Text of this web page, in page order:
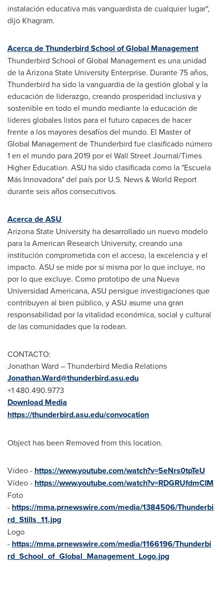
instalación educativa más vanguardista de cualquier lugar",
dijo Khagram.
Acerca de Thunderbird School of Global Management
Thunderbird School of Global Management es una unidad
de laArizona State University Enterprise. Durante 75 años,
Thunderbird ha sido la vanguardia de la gestión global y la
educación de liderazgo, creando prosperidad inclusiva y
sostenible en todo el mundo mediante la educación de
líderes globales listos para el futuro capaces de hacer
frente a los mayores desafíos del mundo. El Master of
Global Management de Thunderbird fue clasificado número
1 en el mundo para 2019 por el Wall Street Journal/Times
Higher Education. ASU ha sido clasificada como la "Escuela
Más Innovadora" del país por U.S. News & World Report
durante seis años consecutivos.
Acerca de ASU
Arizona State University ha desarrollado un nuevo modelo
para la American Research University, creando una
institución comprometida con el acceso, la excelencia y el
impacto. ASU se mide por sí misma por lo que incluye, no
por lo que excluye. Como prototipo de una Nueva
Universidad Americana, ASU persigue investigaciones que
contribuyen al bien público, y ASU asume una gran
responsabilidad por la vitalidad económica, social y cultural
de las comunidades que la rodean.
CONTACTO:
Jonathan Ward – Thunderbird Media Relations
Jonathan.Ward@thunderbird.asu.edu
+1 480.490.9773
Download Media
https://thunderbird.asu.edu/convocation
Object has been Removed from this location.
Vídeo - https://www.youtube.com/watch?v=5eNrs0tpTeU
Vídeo - https://www.youtube.com/watch?v=RDGRUfdmCIM
Foto
- https://mma.prnewswire.com/media/1384506/Thunderbi
rd_Stills_11.jpg
Logo
- https://mma.prnewswire.com/media/1166196/Thunderbi
rd_School_of_Global_Management_Logo.jpg